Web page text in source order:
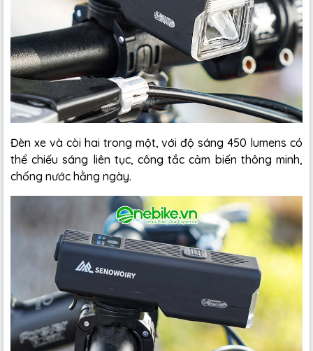
Đèn xe và còi hai trong một, với độ sáng 450 lumens có
thể chiếu sáng liên tục, công tắc cảm biến thông minh,
chống nước hằng ngày.